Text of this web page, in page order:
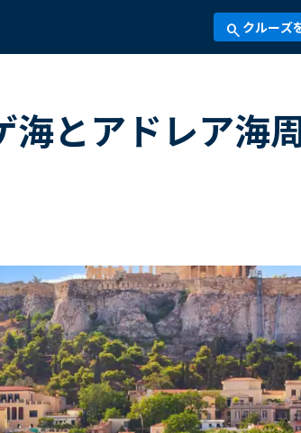
search クルーズ
とアドレア海